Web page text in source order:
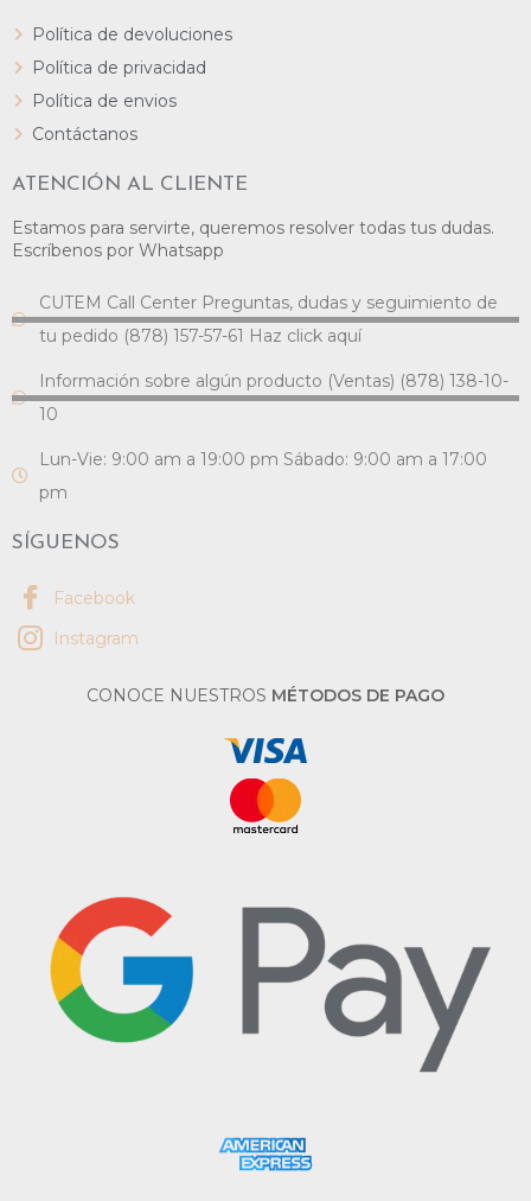
Política de devoluciones
Política de privacidad
Política de envios
Contáctanos
ATENCIÓN AL CLIENTE
Estamos para servirte, queremos resolver todas tus dudas.
Escríbenos por Whatsapp
CUTEM Call Center Preguntas, dudas y seguimiento de
tu pedido (878) 157-57-61 Haz click aquí
Información sobre algún producto (Ventas) (878) 138-10-
10
Lun-Vie: 9:00 am a 19:00 pm Sábado: 9:00 am a 17:00
pm
SÍGUENOS
Facebook
Instagram
CONOCE NUESTROS MÉTODOS DE PAGO